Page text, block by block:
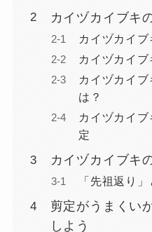
カイヅカイブキ
カイヅカイ
カイヅカイ
カイヅカイ
は？
カイヅカイ
定
カイヅカイブキ
「先祖返り」
剪定がうまくい
しよう